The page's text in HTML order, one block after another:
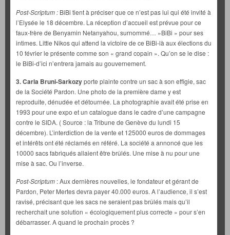
Post-Scriptum : BiBi tient à préciser que ce n’est pas lui qui été invité à
l’Elysée le 18 décembre. La réception d’accueil est prévue pour ce
faux-frère de Benyamin Netanyahou, surnommé… »BiBi » pour ses
intimes. Little Nikos qui attend la victoire de ce BiBi-là aux élections du
10 février le présente comme son « grand copain ». Qu’on se le dise :
le BiBi-d’ici n’entrera jamais au gouvernement.
3. Carla Bruni-Sarkozyporte plainte contre un sac à son effigie, sac
de la Société Pardon. Une photo de la première dame y est
reproduite, dénudée et détournée. La photographie avait été prise en
1993 pour une expo et un catalogue dans le cadre d’une campagne
contre le SIDA. ( Source : la Tribune de Genève du lundi 15
décembre). L’interdiction de la vente et 125000 euros de dommages
et intérêts ont été réclamés en référé. La société a annoncé que les
10000 sacs fabriqués allaient être brûlés. Une mise à nu pour une
mise à sac. Ou l’inverse.
Post-Scriptum : Aux dernières nouvelles, le fondateur et gérant de
Pardon, Peter Mertes devra payer 40.000 euros. A l’audience, il s’est
ravisé, précisant que les sacs ne seraient pas brûlés mais qu’il
recherchait une solution « écologiquement plus correcte » pour s’en
débarrasser. A quand le prochain procès ?